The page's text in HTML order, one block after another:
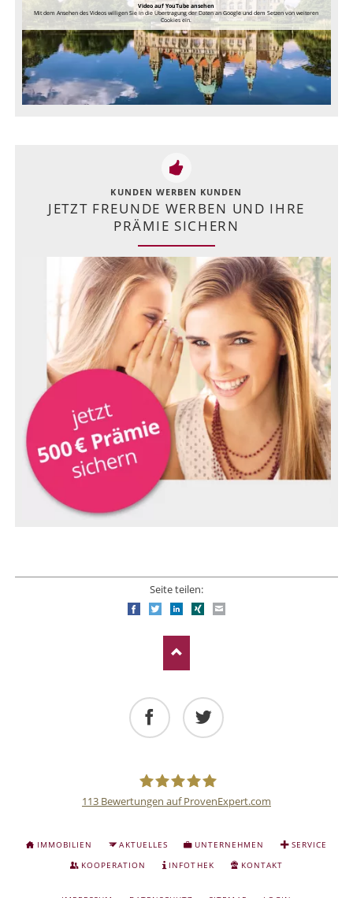
Video auf YouTube ansehen
Mit dem Ansehen des Videos willigen Sie in die Übertragung der Daten an Google und dem Setzen von weiteren
Cookies ein.
KUNDEN WERBEN KUNDEN
JETZT FREUNDE WERBEN UND IHRE
PRÄMIE SICHERN
Seite teilen:
FacebookTwitterLinkedIn
Xing
Anlage
113 Bewertungen auf ProvenExpert.com
NAVIGATION
ÜBERSPRINGEN
IMMOBILIEN AKTUELLES UNTERNEHMEN
SERVICE
KOOPERATION
INFOTHEK KONTAKT